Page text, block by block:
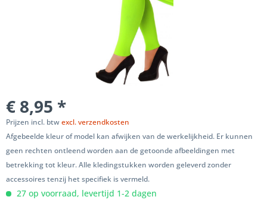
€ 8,95 *
Prijzen incl. btwexcl. verzendkosten
Afgebeelde kleur of model kan afwijken van de werkelijkheid. Er kunnen
geen rechten ontleend worden aan de getoonde afbeeldingen met
betrekking tot kleur. Alle kledingstukken worden geleverd zonder
accessoires tenzij het specifiek is vermeld.
27 op voorraad, levertijd 1-2 dagen